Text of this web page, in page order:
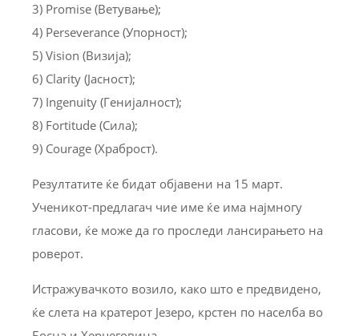
3) Promise (Ветување);
4) Perseverance (Упорност);
5) Vision (Визија);
6) Clarity (Јасност);
7) Ingenuity (Генијалност);
8) Fortitude (Сила);
9) Courage (Храброст).
Резултатите ќе бидат објавени на 15 март.
Ученикот-предлагач чие име ќе има најмногу
гласови, ќе може да го проследи лансирањето на
роверот.
Истражувачкото возило, како што е предвидено,
ќе слета на кратерот Језеро, крстен по населба во